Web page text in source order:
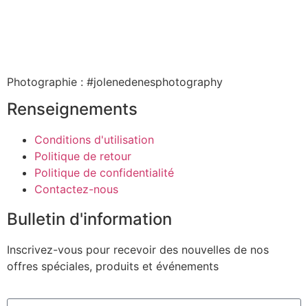
Photographie : #jolenedenesphotography
Renseignements
Conditions d'utilisation
Politique de retour
Politique de confidentialité
Contactez-nous
Bulletin d'information
Inscrivez-vous pour recevoir des nouvelles de nos
offres spéciales, produits et événements